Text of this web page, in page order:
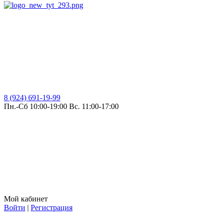
8 (924) 691-19-99
Пн.-Сб 10:00-19:00 Вс. 11:00-17:00
Мой кабинет
Войти | Регистрация